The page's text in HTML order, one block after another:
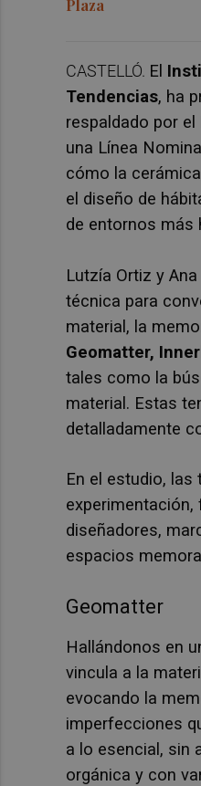
Plaza
CASTELLÓ. El
Tendencias, ha
respaldado por el
una Línea
cómo la
el diseño de
de entornos más
Lutzía Ortiz y
técnica para
material, la
Geomatter,
tales como la
material. Estas
detalladamente
En el estudio,
diseñadores,
espacios
Geomatter
Hallándonos en
vincula a la
evocando la
imperfecciones
a lo esencial, sin
orgánica y con